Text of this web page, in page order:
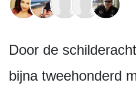
Door de
bijna tweehonderd